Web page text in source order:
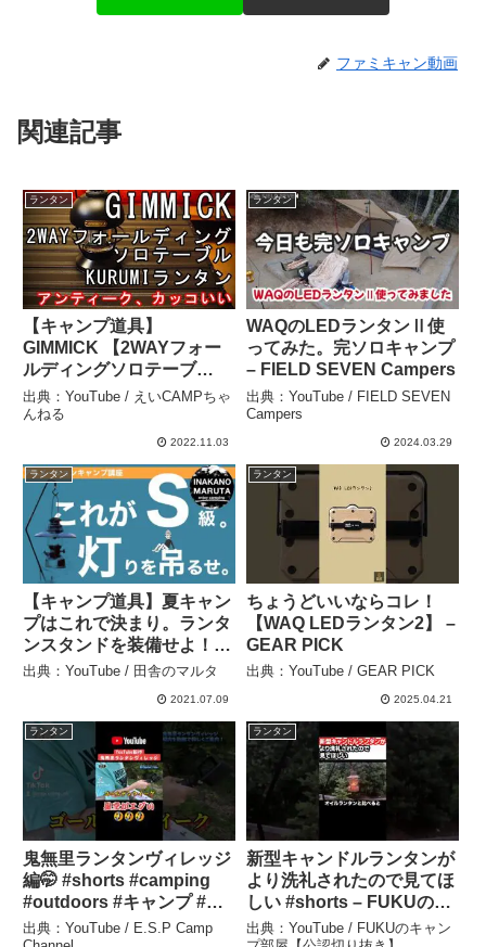
ファミキャン動画
関連記事
ランタン
【キャンプ道具】
GIMMICK 【2WAYフォー
ルディングソロテーブ
ル/KURUMIランタン】 –
えいCAMPちゃんねる
出典：YouTube / えいCAMPちゃ
んねる
2022.11.03
ランタン
WAQのLEDランタンⅡ使
ってみた。完ソロキャンプ
– FIELD SEVEN Campers
出典：YouTube / FIELD SEVEN
Campers
2024.03.29
ランタン
【キャンプ道具】夏キャン
プはこれで決まり。ランタ
ンスタンドを装備せよ！
【キャンプギア】 – 田舎の
出典：YouTube / 田舎のマルタ
2021.07.09
ランタン
ちょうどいいならコレ！
【WAQ LEDランタン2】 –
GEAR PICK
出典：YouTube / GEAR PICK
2025.04.21
ランタン
鬼無里ランタンヴィレッジ
編🤭 #shorts #camping
#outdoors #キャンプ #ア
ウトドア #ソロキャンプ #
出典：YouTube / E.S.P Camp
ランタン
新型キャンドルランタンが
より洗礼されたので見てほ
しい #shorts – FUKUのキ
ャンプ部屋【公認切り抜
出典：YouTube / FUKUのキャン